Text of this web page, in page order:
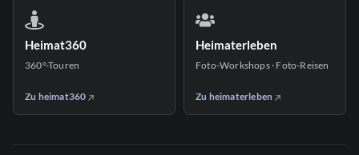
Heimat360
360°-Touren
Zu heimat360
Heimaterleben
Foto-Workshops · Foto-Reisen
Zu heimaterleben